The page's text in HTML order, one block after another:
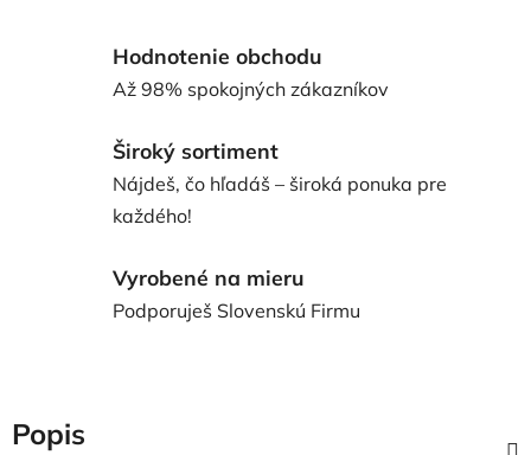
Hodnotenie obchodu
Až 98% spokojných zákazníkov
Široký sortiment
Nájdeš, čo hľadáš – široká ponuka pre
každého!
Vyrobené na mieru
Podporuješ Slovenskú Firmu
Popis